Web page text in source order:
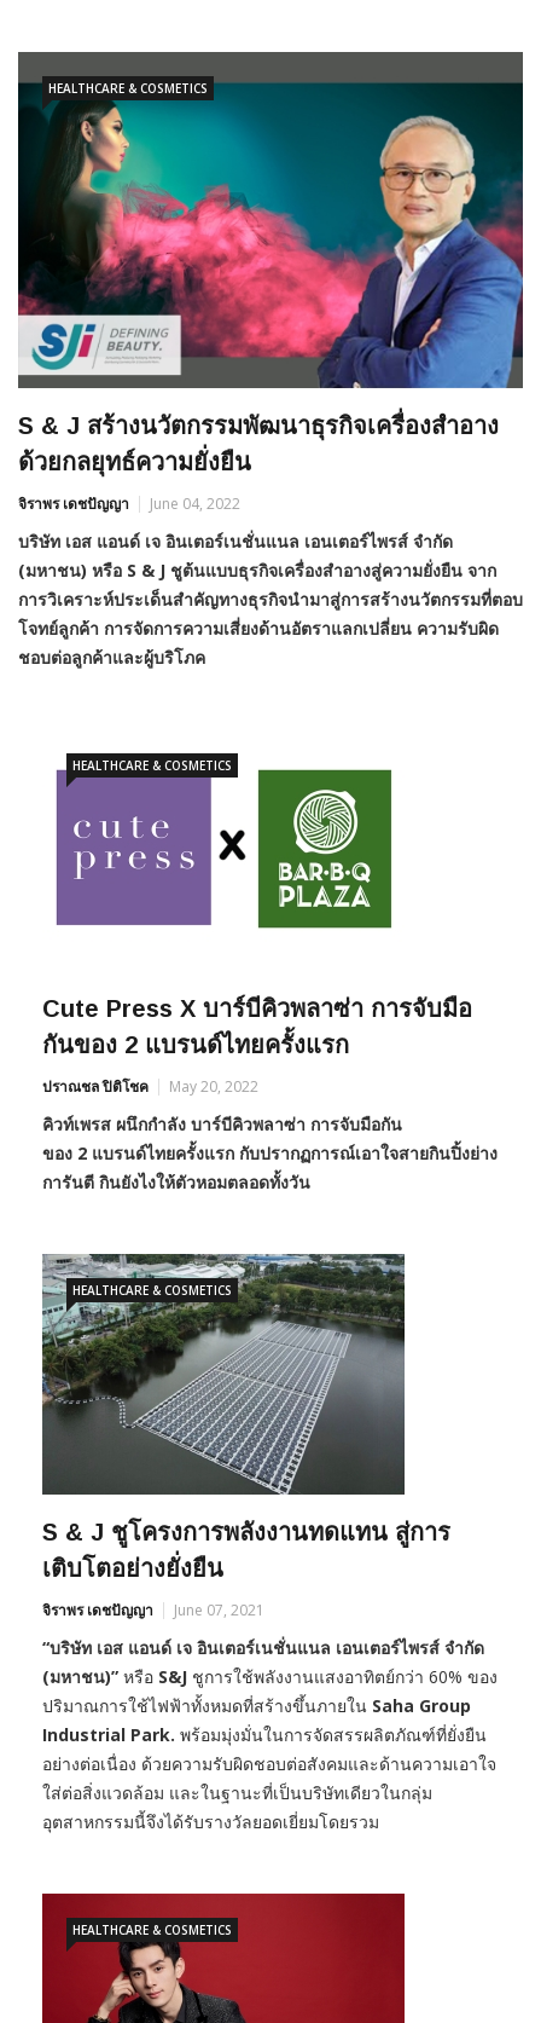
HEALTHCARE & COSMETICS
S & J สร้างนวัตกรรมพัฒนาธุรกิจเครื่องสำอาง
ด้วยกลยุทธ์ความยั่งยืน
จิราพร เดชปัญญา June 04, 2022
บริษัท เอส แอนด์ เจ อินเตอร์เนชั่นแนล เอนเตอร์ไพรส์ จำกัด
(มหาชน) หรือ S & J ชูต้นแบบธุรกิจเครื่องสำอางสู่ความยั่งยืน จาก
การวิเคราะห์ประเด็นสำคัญทางธุรกิจนำมาสู่การสร้างนวัตกรรมที่ตอบ
โจทย์ลูกค้า การจัดการความเสี่ยงด้านอัตราแลกเปลี่ยน ความรับผิด
ชอบต่อลูกค้าและผู้บริโภค
HEALTHCARE & COSMETICS
Cute Press X บาร์บีคิวพลาซ่า การจับมือ
กันของ 2 แบรนด์ไทยครั้งแรก
ปราณชล ปิติโชค May 20, 2022
คิวท์เพรส ผนึกกำลัง บาร์บีคิวพลาซ่า การจับมือกัน
ของ 2 แบรนด์ไทยครั้งแรก กับปรากฏการณ์เอาใจสายกินปิ้งย่าง
การันตี กินยังไงให้ตัวหอมตลอดทั้งวัน
HEALTHCARE & COSMETICS
S & J ชูโครงการพลังงานทดแทน สู่การ
เติบโตอย่างยั่งยืน
จิราพร เดชปัญญา June 07, 2021
“บริษัท เอส แอนด์ เจ อินเตอร์เนชั่นแนล เอนเตอร์ไพรส์ จำกัด
(มหาชน)” หรือ S&J ชูการใช้พลังงานแสงอาทิตย์กว่า 60% ของ
ปริมาณการใช้ไฟฟ้าทั้งหมดที่สร้างขึ้นภายใน Saha Group
Industrial Park. พร้อมมุ่งมั่นในการจัดสรรผลิตภัณฑ์ที่ยั่งยืน
อย่างต่อเนื่อง ด้วยความรับผิดชอบต่อสังคมและด้านความเอาใจ
ใส่ต่อสิ่งแวดล้อม และในฐานะที่เป็นบริษัทเดียวในกลุ่ม
อุตสาหกรรมนี้จึงได้รับรางวัลยอดเยี่ยมโดยรวม
HEALTHCARE & COSMETICS